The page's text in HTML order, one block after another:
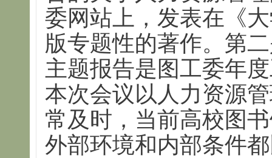
委网站上，发表在《
版专题性的著作。第
主题报告是图工委年
本次会议以人力资源
常及时，当前高校图
外部环境和内部条件